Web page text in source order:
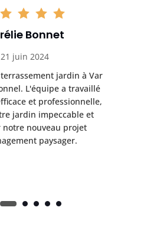
Bonnet
21 juin 2024
jardin à Var
L'équipe a travaillé
et professionnelle,
jardin impeccable et
notre nouveau projet
paysager.